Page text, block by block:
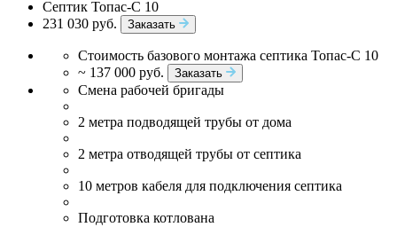
Септик Топас-С 10
231 030 руб.
Заказать
Стоимость базового монтажа септика Топас-С 10
~ 137 000 руб.
Заказать
Смена рабочей бригады
2 метра подводящей трубы от дома
2 метра отводящей трубы от септика
10 метров кабеля для подключения септика
Подготовка котлована